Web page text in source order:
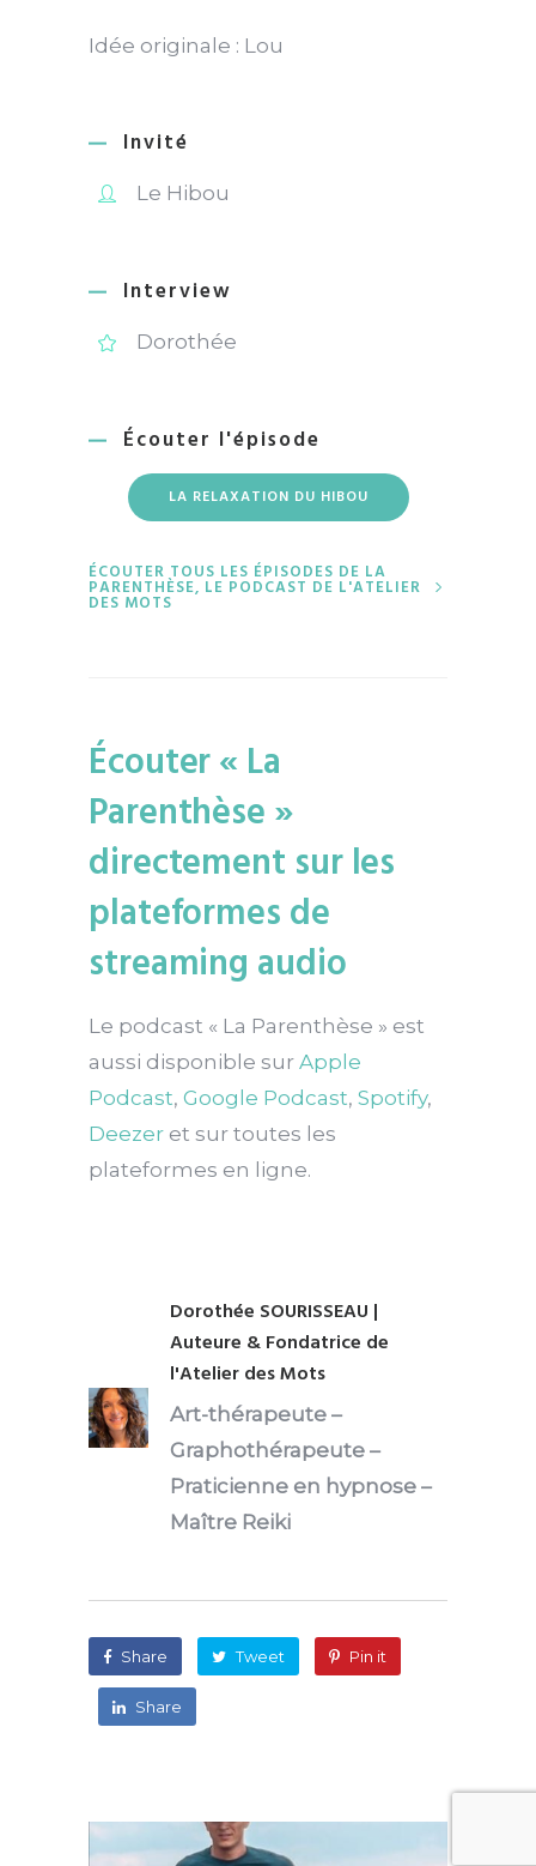
Idée originale : Lou
Invité
Le Hibou
Interview
Dorothée
Écouter l'épisode
LA RELAXATION DU HIBOU
ÉCOUTER TOUS LES ÉPISODES DE LA
PARENTHÈSE, LE PODCAST DE L'ATELIER
DES MOTS
Écouter « La
Parenthèse »
directement sur les
plateformes de
streaming audio
Le podcast « La Parenthèse » est
aussi disponible sur Apple
Podcast, Google Podcast, Spotify,
Deezer et sur toutes les
plateformes en ligne.
Dorothée SOURISSEAU |
Auteure & Fondatrice de
l'Atelier des Mots
Art-thérapeute –
Graphothérapeute –
Praticienne en hypnose –
Maître Reiki
Share Tweet Pin it
Share